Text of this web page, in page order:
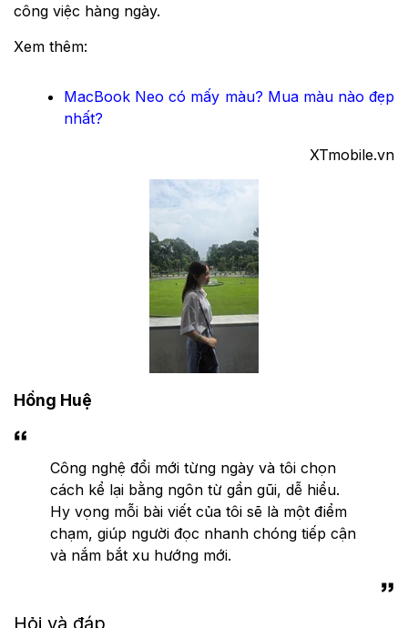
công việc hàng ngày.
Xem thêm:
MacBook Neo có mấy màu? Mua màu nào đẹp
nhất?
XTmobile.vn
Hồng Huệ
Công nghệ đổi mới từng ngày và tôi chọn
cách kể lại bằng ngôn từ gần gũi, dễ hiểu.
Hy vọng mỗi bài viết của tôi sẽ là một điểm
chạm, giúp người đọc nhanh chóng tiếp cận
và nắm bắt xu hướng mới.
Hỏi và đáp